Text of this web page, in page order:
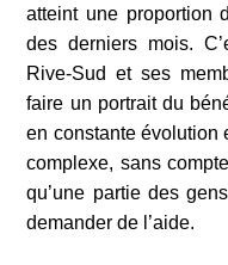
atteint une proportion
des derniers mois.
Rive-Sud et ses
faire un portrait du
en constante évolution
complexe, sans
qu’une partie des
demander de l’aide.